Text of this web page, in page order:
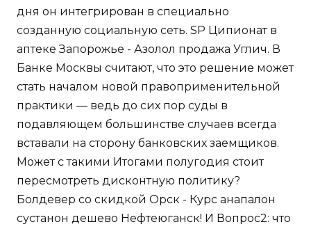
дня он интегрирован в специально
созданную социальную сеть. SP Ципионат в
аптеке Запорожье - Азолол продажа Углич. В
Банке Москвы считают, что это решение может
стать началом новой правоприменительной
практики — ведь до сих пор суды в
подавляющем большинстве случаев всегда
вставали на сторону банковских заемщиков.
Может с такими Итогами полугодия стоит
пересмотреть дисконтную политику?
Болдевер со скидкой Орск - Курс анапалон
сустанон дешево Нефтеюганск! И Вопрос2: что